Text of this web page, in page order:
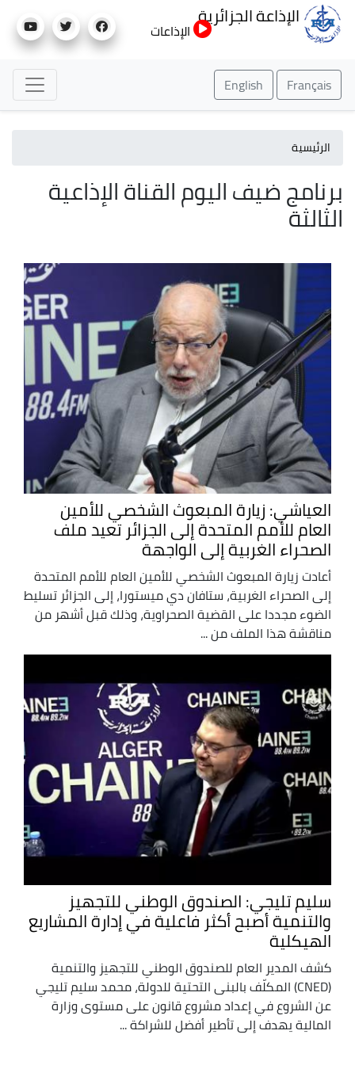
إلى
الإذاعة الجزائرية
الإذاعات
Français
English
الرئيسية
برنامج ضيف اليوم القناة الإذاعية
الثالثة
العياشي: زيارة المبعوث الشخصي للأمين
العام للأمم المتحدة إلى الجزائر تعيد ملف
الصحراء الغربية إلى الواجهة
أعادت زيارة المبعوث الشخصي للأمين العام للأمم المتحدة
إلى الصحراء الغربية، ستافان دي ميستورا، إلى الجزائر تسليط
الضوء مجددا على القضية الصحراوية، وذلك قبل أشهر من
مناقشة هذا الملف من ...
سليم تليجي: الصندوق الوطني للتجهيز
والتنمية أصبح أكثر فاعلية في إدارة المشاريع
الهيكلية
كشف المدير العام للصندوق الوطني للتجهيز والتنمية
(CNED) المكلّف بالبنى التحتية للدولة، محمد سليم تليجي
عن الشروع في إعداد مشروع قانون على مستوى وزارة
المالية يهدف إلى تأطير أفضل للشراكة ...